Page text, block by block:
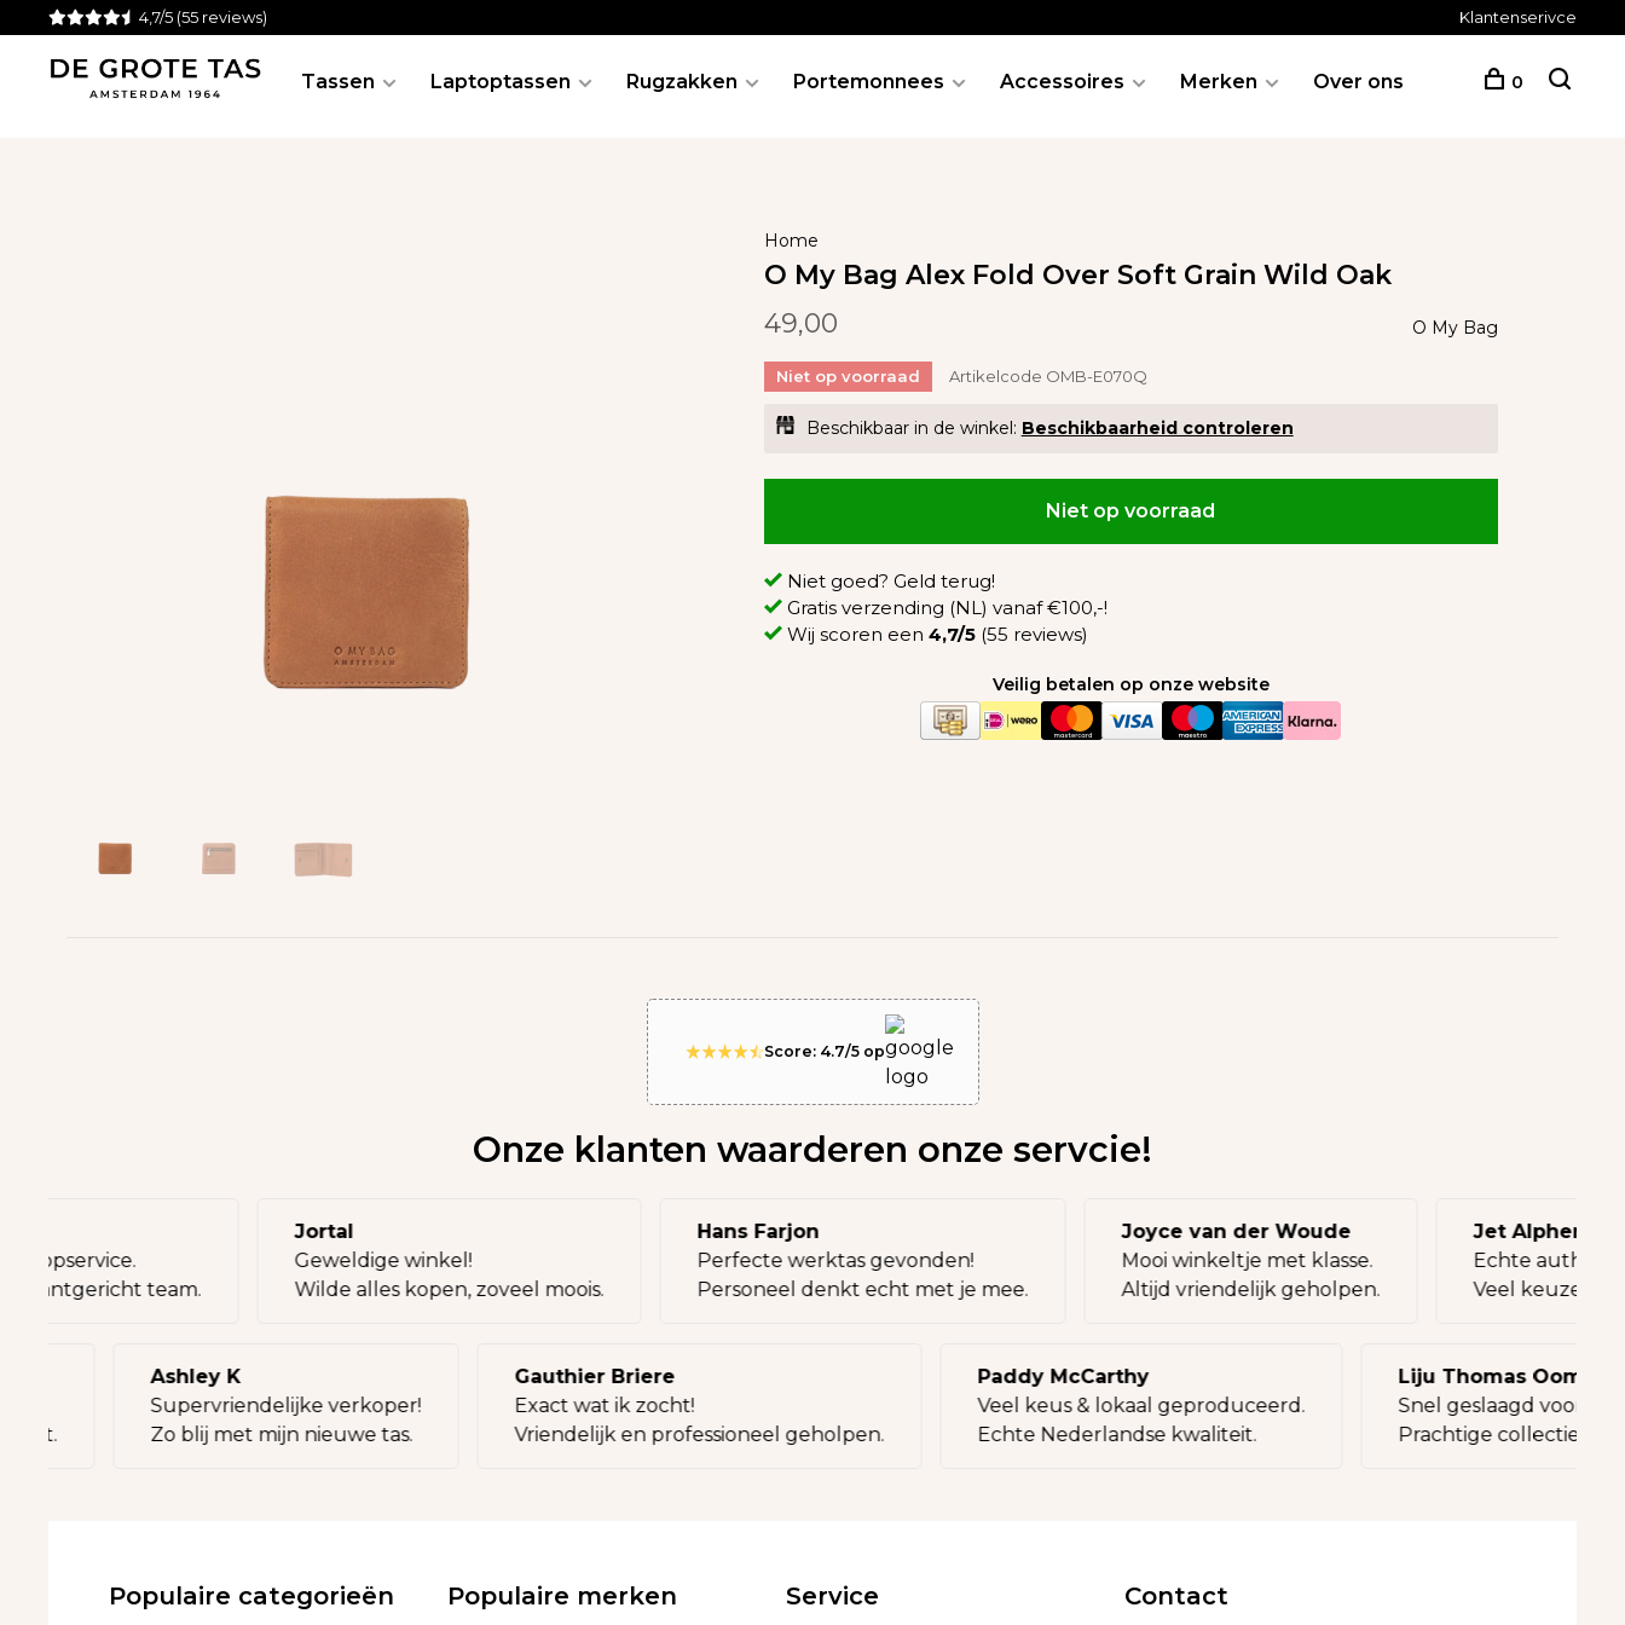
4,7/5 (55 reviews) Klantenserivce
Tassen Laptoptassen Rugzakken Portemonnees Accessoires Merken Over ons 0
Home
O My Bag Alex Fold Over Soft Grain Wild Oak
49,00
O My Bag
Niet op voorraad Artikelcode OMB-E070Q
Beschikbaar in de winkel: Beschikbaarheid controleren
Niet op voorraad
Niet goed? Geld terug!
Gratis verzending (NL) vanaf €100,-!
Wij scoren een 4,7/5(55 reviews)
Veilig betalen op onze website
Score: 4.7/5 op
Onze klanten waarderen onze servcie!
en topservice.
klantgericht team.
Jortal
Geweldige winkel!
Wilde alles kopen, zoveel moois.
Hans Farjon
Perfecte werktas gevonden!
Personeel denkt echt met je mee.
Joyce van der Woude
Mooi winkeltje met klasse.
Altijd vriendelijk geholpen.
Jet
Echte
Veel keuze,
Ashley K
Supervriendelijke verkoper!
Zo blij met mijn nieuwe tas.
Gauthier Briere
Exact wat ik zocht!
Vriendelijk en professioneel geholpen.
Paddy McCarthy
Veel keus & lokaal geproduceerd.
Echte Nederlandse kwaliteit.
Liju Thomas Oommen
Snel geslaagd voor een
Prachtige collectie
Populaire categorieën Populaire merken Service Contact